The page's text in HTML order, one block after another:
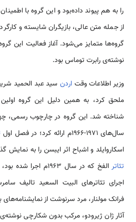
را به هم پیوند داده‌بود و این گروه با
از جمله متن عالی، بازیگران شایسته و
گروه‌ها متمایز می‌شود. آغاز فعالیت این
نوشته‌ی رابرت توماس بود.
وزیر اطلاعات وقتاردن سید عبد الحمید
ملحق کرد، به همین دلیل این گروه
شناخته شد. این گروه در چارچوب رسمی،
سال‌های 1971-1966م ارائه کرد؛ در فصل اول
اسکاروایلد و اشباح اثر ایبسن را به
تئاتر
الفخ که در سال 1963م
اجرای تئاتر‌های البیت السعید تالیف
فرانک مولنار، مرد سرنوشت از نمایشنامه‌های
آثار ژان ژیرودو، مرکب بدون شکارچی